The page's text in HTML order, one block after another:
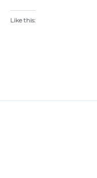
Like this: